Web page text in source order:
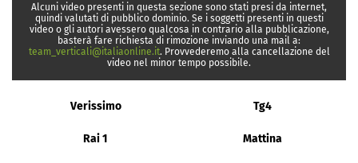
Alcuni video presenti in questa sezione sono stati presi da internet,
quindi valutati di pubblico dominio. Se i soggetti presenti in questi
video o gli autori avessero qualcosa in contrario alla pubblicazione,
basterà fare richiesta di rimozione inviando una mail a:
team_verticali@italiaonline.it. Provvederemo alla cancellazione del
video nel minor tempo possibile.
Verissimo Tg4
Rai 1 Mattina